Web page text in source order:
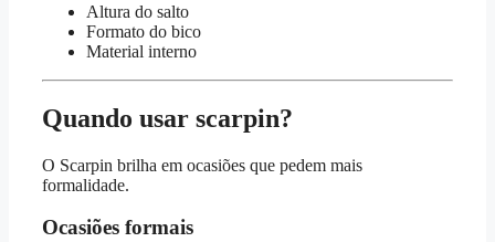
Altura do salto
Formato do bico
Material interno
Quando usar scarpin?
O Scarpin brilha em ocasiões que pedem mais
formalidade.
Ocasiões formais